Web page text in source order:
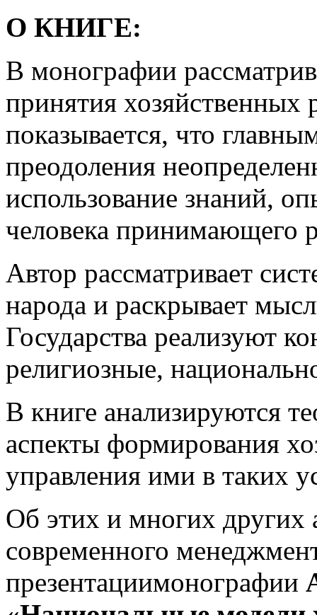
О КНИГЕ:
В монографии
принятия
показывается, что
преодоления
использование знаний,
человека принимающего
Автор рассматривает
народа и раскрывает
Государства реализуют
религиозные,
В книге анализируются
аспекты формирования
управления ими в таких
Об этих и многих других
современного
презентациимонографии